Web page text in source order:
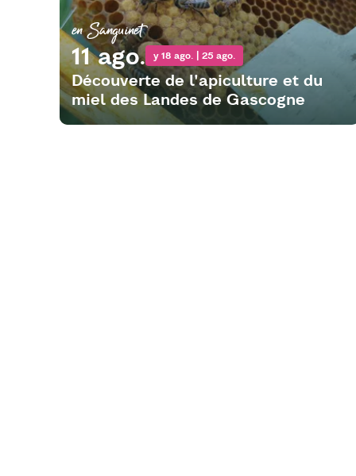
en Sanguinet
11 ago. y 18 ago. | 25 ago.
Découverte de l'apiculture et du
miel des Landes de Gascogne